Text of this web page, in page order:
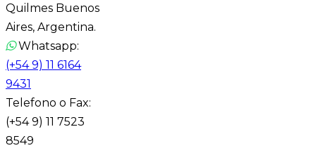
Quilmes Buenos
Aires, Argentina.
Whatsapp:
(+54 9) 11 6164
9431
Telefono o Fax:
(+54 9) 11 7523
8549